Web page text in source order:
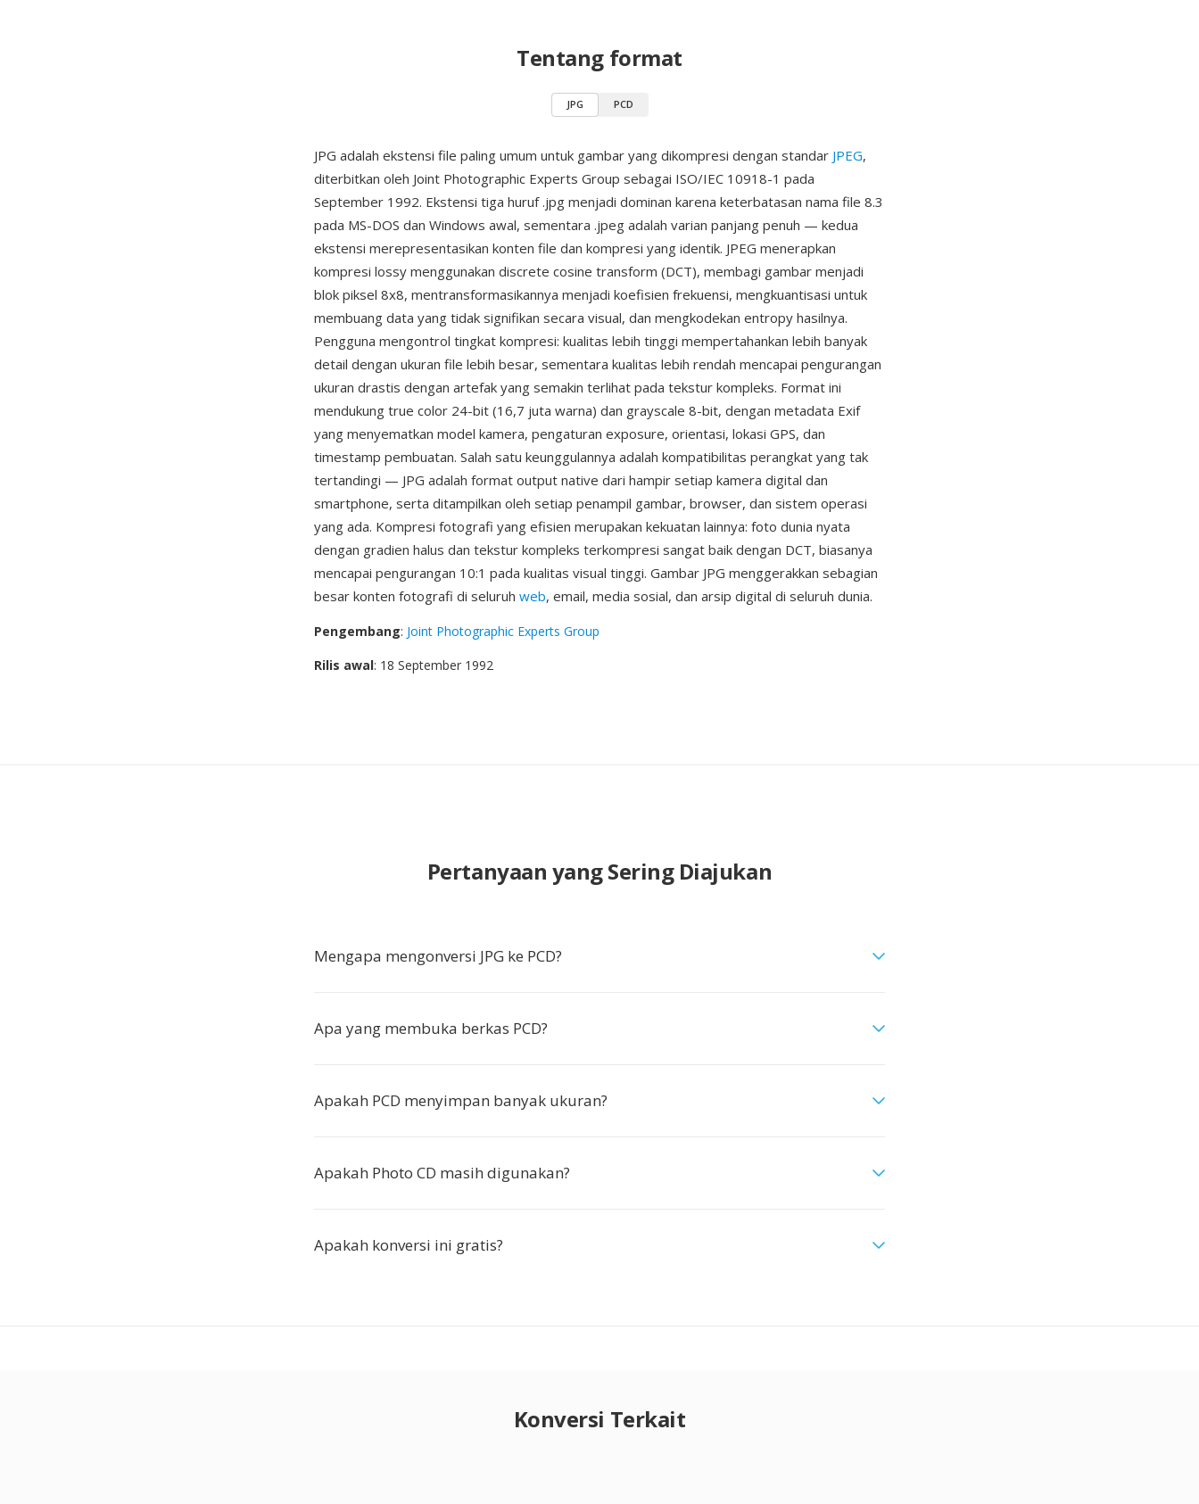
Tentang format
JPG PCD
JPG adalah ekstensi file paling umum untuk gambar yang dikompresi dengan standar JPEG,
diterbitkan oleh Joint Photographic Experts Group sebagai ISO/IEC 10918-1 pada
September 1992. Ekstensi tiga huruf .jpg menjadi dominan karena keterbatasan nama file 8.3
pada MS-DOS dan Windows awal, sementara .jpeg adalah varian panjang penuh — kedua
ekstensi merepresentasikan konten file dan kompresi yang identik. JPEG menerapkan
kompresi lossy menggunakan discrete cosine transform (DCT), membagi gambar menjadi
blok piksel 8x8, mentransformasikannya menjadi koefisien frekuensi, mengkuantisasi untuk
membuang data yang tidak signifikan secara visual, dan mengkodekan entropy hasilnya.
Pengguna mengontrol tingkat kompresi: kualitas lebih tinggi mempertahankan lebih banyak
detail dengan ukuran file lebih besar, sementara kualitas lebih rendah mencapai pengurangan
ukuran drastis dengan artefak yang semakin terlihat pada tekstur kompleks. Format ini
mendukung true color 24-bit (16,7 juta warna) dan grayscale 8-bit, dengan metadata Exif
yang menyematkan model kamera, pengaturan exposure, orientasi, lokasi GPS, dan
timestamp pembuatan. Salah satu keunggulannya adalah kompatibilitas perangkat yang tak
tertandingi — JPG adalah format output native dari hampir setiap kamera digital dan
smartphone, serta ditampilkan oleh setiap penampil gambar, browser, dan sistem operasi
yang ada. Kompresi fotografi yang efisien merupakan kekuatan lainnya: foto dunia nyata
dengan gradien halus dan tekstur kompleks terkompresi sangat baik dengan DCT, biasanya
mencapai pengurangan 10:1 pada kualitas visual tinggi. Gambar JPG menggerakkan sebagian
besar konten fotografi di seluruh web, email, media sosial, dan arsip digital di seluruh dunia.
Pengembang: Joint Photographic Experts Group
Rilis awal: 18 September 1992
Pertanyaan yang Sering Diajukan
Mengapa mengonversi JPG ke PCD?
Apa yang membuka berkas PCD?
Apakah PCD menyimpan banyak ukuran?
Apakah Photo CD masih digunakan?
Apakah konversi ini gratis?
Konversi Terkait